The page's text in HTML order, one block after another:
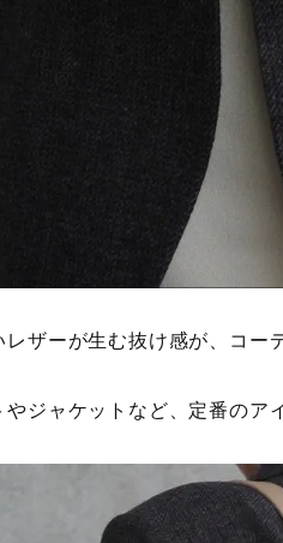
レザーが生む抜け感が、コー
やジャケットなど、定番のア